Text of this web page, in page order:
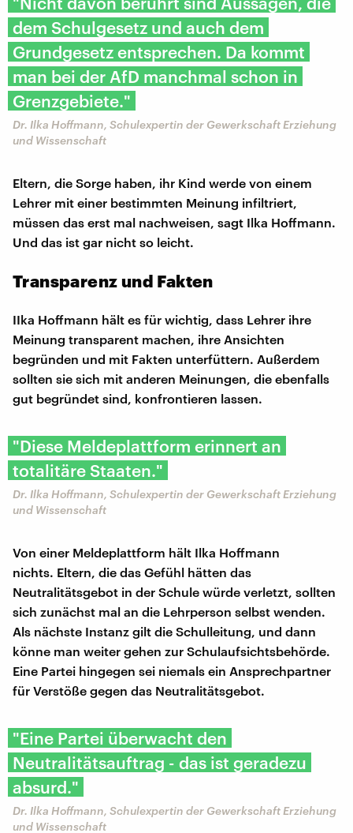
dem Schulgesetz und auch dem
Grundgesetz entsprechen. Da kommt
man bei der AfD manchmal schon in
Grenzgebiete."
Dr. ​Ilka Hoffmann, Schulexpertin der Gewerkschaft Erziehung
und Wissenschaft
Eltern, die Sorge haben, ihr Kind werde von einem
Lehrer mit einer bestimmten Meinung infiltriert,
müssen das erst mal nachweisen, sagt Ilka Hoffmann.
Und das ist gar nicht so leicht.
Transparenz und Fakten
IIka Hoffmann hält es für wichtig, dass Lehrer ihre
Meinung transparent machen, ihre Ansichten
begründen und mit Fakten unterfüttern. Außerdem
sollten sie sich mit anderen Meinungen, die ebenfalls
gut begründet sind, konfrontieren lassen.
"Diese Meldeplattform erinnert an
totalitäre Staaten."
Dr. ​Ilka Hoffmann, Schulexpertin der Gewerkschaft Erziehung
und Wissenschaft
Von einer Meldeplattform hält Ilka Hoffmann
nichts. Eltern, die das Gefühl hätten das
Neutralitätsgebot in der Schule würde verletzt, sollten
sich zunächst mal an die Lehrperson selbst wenden.
Als nächste Instanz gilt die Schulleitung, und dann
könne man weiter gehen zur Schulaufsichtsbehörde.
Eine Partei hingegen sei niemals ein Ansprechpartner
für Verstöße gegen das Neutralitätsgebot.
"Eine Partei überwacht den
Neutralitätsauftrag - das ist geradezu
absurd."
Dr. ​Ilka Hoffmann, Schulexpertin der Gewerkschaft Erziehung
und Wissenschaft